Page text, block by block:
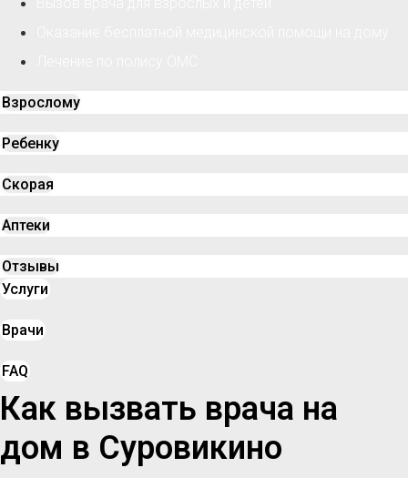
Взрослому
Ребенку
Скорая
Аптеки
Отзывы
Услуги
Врачи
FAQ
Как вызвать врача на
дом в Суровикино